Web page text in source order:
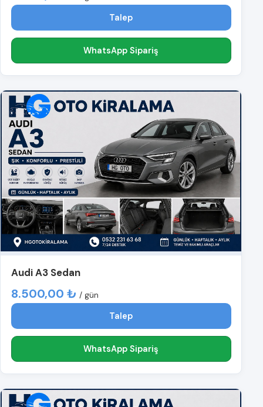
Talep
WhatsApp Sipariş
Audi A3 Sedan
8.500,00 ₺ / gün
Talep
WhatsApp Sipariş